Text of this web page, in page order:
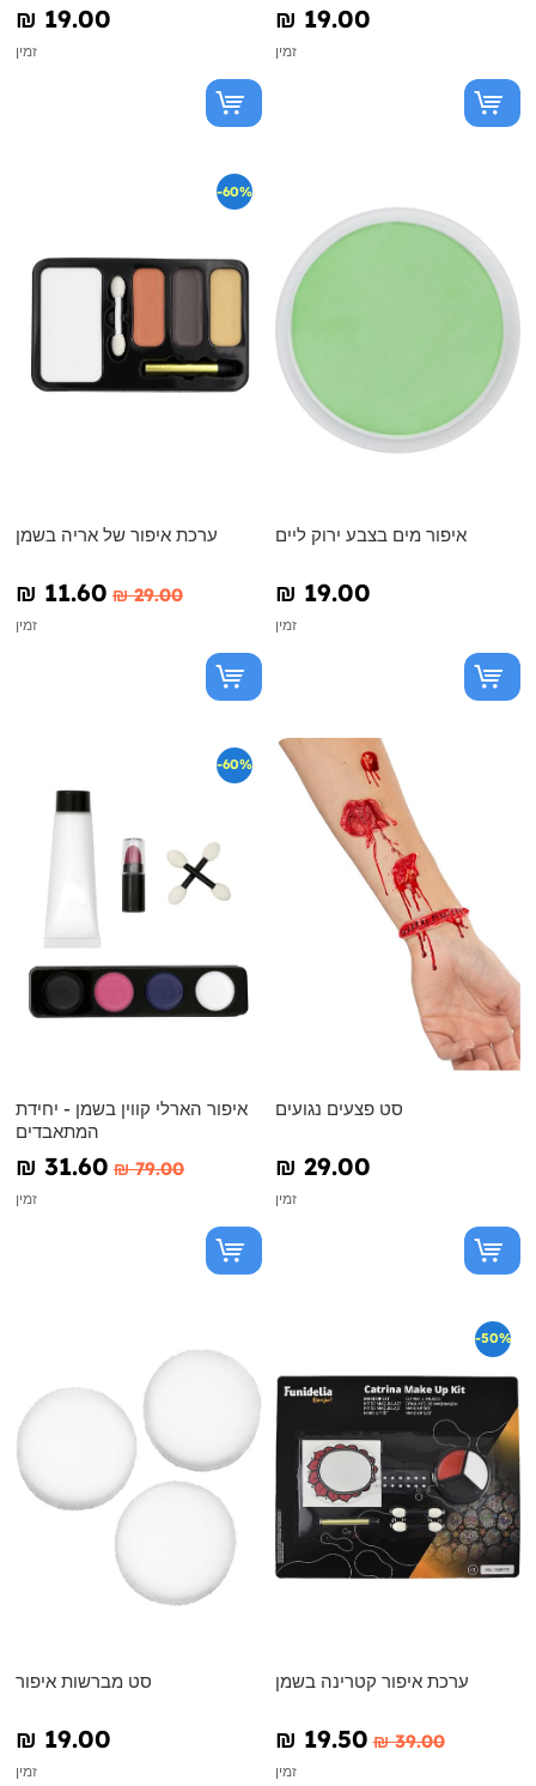
₪‎ 19.00
זמין
₪‎ 19.00
זמין
-60%
ערכת איפור של אריה בשמן
₪‎ 11.60 ₪‎ 29.00
זמין
איפור מים בצבע ירוק ליים
₪‎ 19.00
זמין
-60%
איפור הארלי קווין בשמן - יחידת
המתאבדים
₪‎ 31.60 ₪‎ 79.00
זמין
סט פצעים נגועים
₪‎ 29.00
זמין
סט מברשות איפור
₪‎ 19.00
זמין
-50%
ערכת איפור קטרינה בשמן
₪‎ 19.50 ₪‎ 39.00
זמין